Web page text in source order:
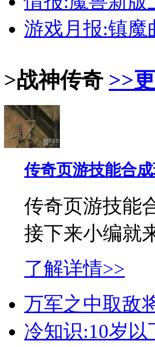
游戏月报:镇魔
>战神传奇 >>
传奇页游技能合
传奇页游技能
接下来小编就
了解详情>>
万军之中取敌
冷知识:10岁